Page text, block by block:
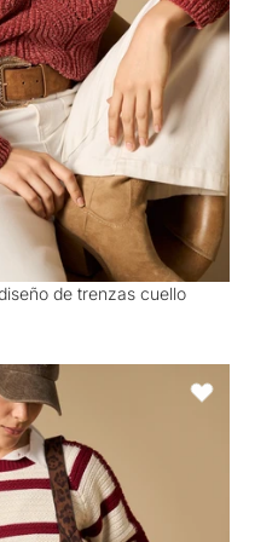
de trenzas cuello
cuello redondo - Crudo
Favoritos